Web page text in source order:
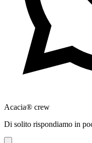
Acacia® crew
Di solito rispondiamo in